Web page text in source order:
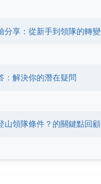
分享：從新手到領隊的轉變
：解決你的潛在疑問
山領隊條件？的關鍵點回顧